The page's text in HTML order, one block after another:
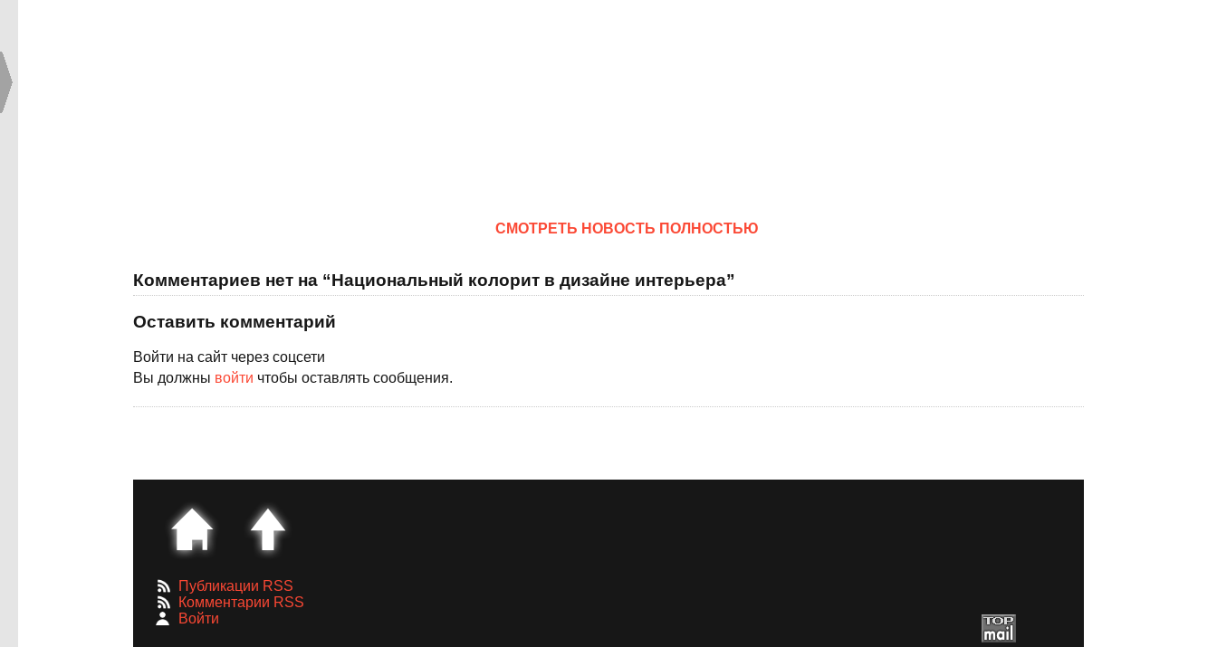
CМОТРЕТЬ НОВОСТЬ ПОЛНОСТЬЮ
Комментариев нет на “Национальный колорит в дизайне интерьера”
Оставить комментарий
Войти на сайт через соцсети
Вы должны войти чтобы оставлять сообщения.
Публикации RSS
Комментарии RSS
Войти